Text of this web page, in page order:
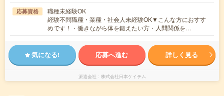
応募資格
職種未経験OK
経験不問職種・業種・社会人未経験OK▼こんな方におすす
めです！・働きながら体を鍛えたい方・人間関係を…
気になる! 応募へ進む 詳しく見る
派遣会社 株式会社日本ケイテム